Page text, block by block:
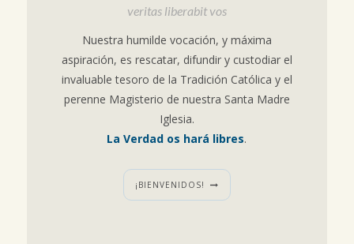
veritas liberabit vos
Nuestra humilde vocación, y máxima
aspiración, es rescatar, difundir y custodiar el
invaluable tesoro de la Tradición Católica y el
perenne Magisterio de nuestra Santa Madre
Iglesia.
La Verdad os hará libres.
¡BIENVENIDOS!